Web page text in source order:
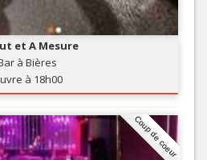
et A Mesure
à Bières
à 18h00
Coup de coeur